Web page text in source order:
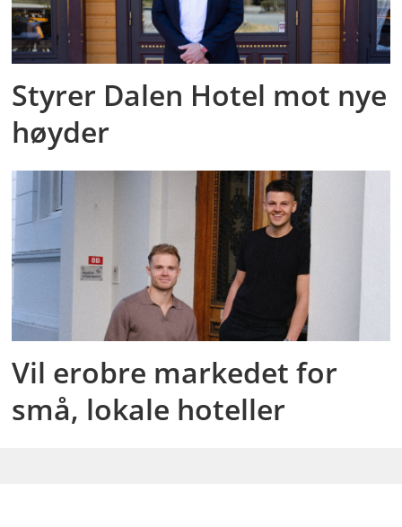
Styrer Dalen Hotel mot nye
høyder
Vil erobre markedet for
små, lokale hoteller